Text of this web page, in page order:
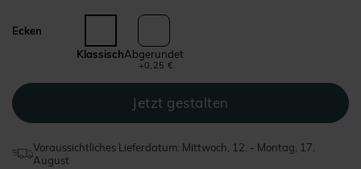
Ecken
KlassischAbgerundet
+0,25 €
Voraussichtliches Lieferdatum: Mittwoch, 12. - Montag, 17.
August